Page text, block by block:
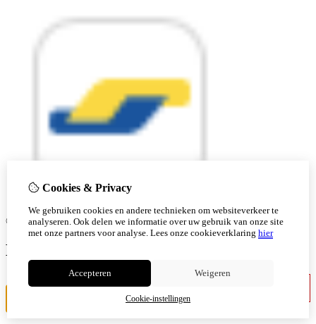
© Copyright 2026 |
Cookies & Privacy
We gebruiken cookies en andere technieken om websiteverkeer te
analyseren. Ook delen we informatie over uw gebruik van onze site
met onze partners voor analyse. Lees onze cookieverklaring hier
Accepteren Weigeren
Cookie-instellingen
Ben je 18 of ouder?